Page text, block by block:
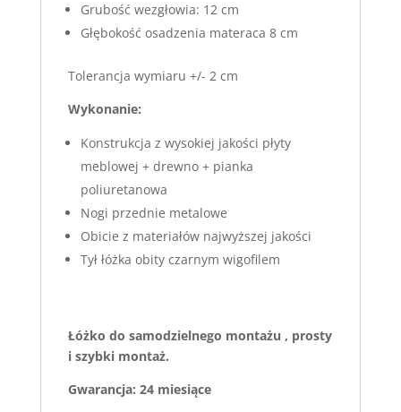
Grubość wezgłowia: 12 cm
Głębokość osadzenia materaca 8 cm
Tolerancja wymiaru +/- 2 cm
Wykonanie:
Konstrukcja z wysokiej jakości płyty
meblowej + drewno + pianka
poliuretanowa
Nogi przednie metalowe
Obicie z materiałów najwyższej jakości
Tył łóżka obity czarnym wigofilem
Łóżko do samodzielnego montażu , prosty
i szybki montaż.
Gwarancja: 24 miesiące